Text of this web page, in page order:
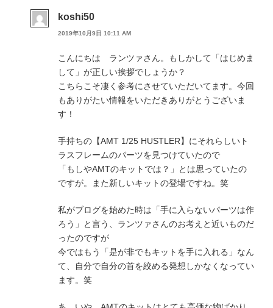
koshi50
2019年10月9日 10:11 AM
こんにちは ランツァさん。もしかして「はじめま
して」が正しい挨拶でしょうか？
こちらこそ凄く参考にさせていただいてます。今回
もありがたい情報をいただきありがとうございま
す！
手持ちの【AMT 1/25 HUSTLER】にそれらしいト
ラスフレームのパーツを見つけていたので
「もしやAMTのキットでは？」とは思っていたの
ですが。また新しいキットの登場ですね。笑
私がブログを始めた時は「手に入らないパーツは作
ろう」と言う、ランツァさんのお考えと近いものだ
ったのですが
今ではもう「是が非でもキットを手に入れる」なん
て、自分で自分の首を絞める発想しかなくなってい
ます。笑